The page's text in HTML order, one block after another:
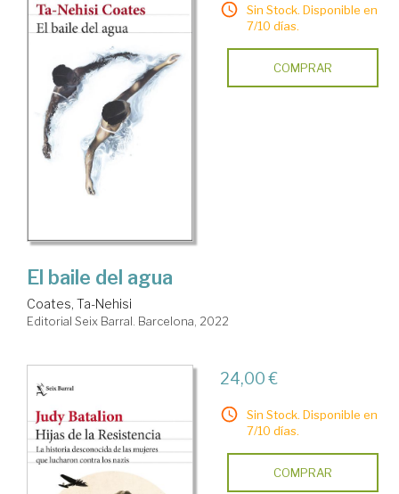
Sin Stock. Disponible en
7/10 días.
COMPRAR
El baile del agua
Coates, Ta-Nehisi
Editorial Seix Barral. Barcelona, 2022
24,00 €
Sin Stock. Disponible en
7/10 días.
COMPRAR